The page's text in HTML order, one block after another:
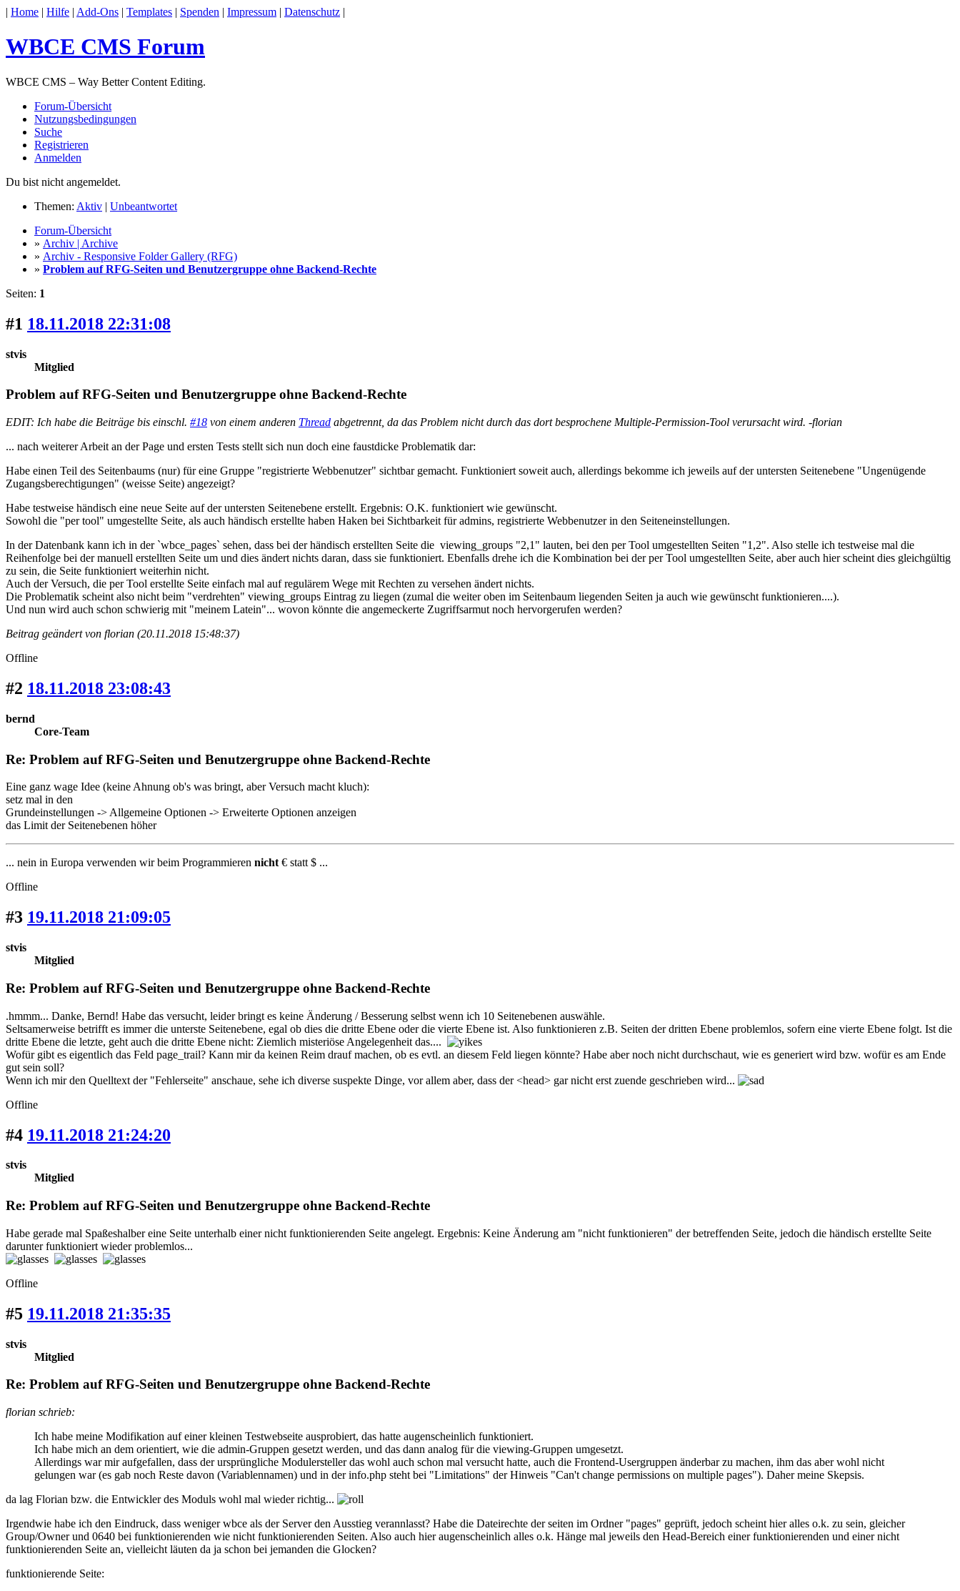
| Home | Hilfe | Add-Ons | Templates | Spenden | Impressum | Datenschutz |
WBCE CMS Forum
WBCE CMS – Way Better Content Editing.
Forum-Übersicht
Nutzungsbedingungen
Suche
Registrieren
Anmelden
Du bist nicht angemeldet.
Themen: Aktiv | Unbeantwortet
Forum-Übersicht
» Archiv | Archive
» Archiv - Responsive Folder Gallery (RFG)
» Problem auf RFG-Seiten und Benutzergruppe ohne Backend-Rechte
Seiten: 1
#1 18.11.2018 22:31:08
stvis
Mitglied
Problem auf RFG-Seiten und Benutzergruppe ohne Backend-Rechte
EDIT: Ich habe die Beiträge bis einschl. #18 von einem anderen Thread abgetrennt, da das Problem nicht durch das dort besprochene Multiple-Permission-Tool verursacht wird. -florian
... nach weiterer Arbeit an der Page und ersten Tests stellt sich nun doch eine faustdicke Problematik dar:
Habe einen Teil des Seitenbaums (nur) für eine Gruppe "registrierte Webbenutzer" sichtbar gemacht. Funktioniert soweit auch, allerdings bekomme ich jeweils auf der untersten Seitenebene "Ungenügende
Zugangsberechtigungen" (weisse Seite) angezeigt?
Habe testweise händisch eine neue Seite auf der untersten Seitenebene erstellt. Ergebnis: O.K. funktioniert wie gewünscht.
Sowohl die "per tool" umgestellte Seite, als auch händisch erstellte haben Haken bei Sichtbarkeit für admins, registrierte Webbenutzer in den Seiteneinstellungen.
In der Datenbank kann ich in der `wbce_pages` sehen, dass bei der händisch erstellten Seite die viewing_groups "2,1" lauten, bei den per Tool umgestellten Seiten "1,2". Also stelle ich testweise mal die
Reihenfolge bei der manuell erstellten Seite um und dies ändert nichts daran, dass sie funktioniert. Ebenfalls drehe ich die Kombination bei der per Tool umgestellten Seite, aber auch hier scheint dies gleichgültig
zu sein, die Seite funktioniert weiterhin nicht.
Auch der Versuch, die per Tool erstellte Seite einfach mal auf regulärem Wege mit Rechten zu versehen ändert nichts.
Die Problematik scheint also nicht beim "verdrehten" viewing_groups Eintrag zu liegen (zumal die weiter oben im Seitenbaum liegenden Seiten ja auch wie gewünscht funktionieren....).
Und nun wird auch schon schwierig mit "meinem Latein"... wovon könnte die angemeckerte Zugriffsarmut noch hervorgerufen werden?
Beitrag geändert von florian (20.11.2018 15:48:37)
Offline
#2 18.11.2018 23:08:43
bernd
Core-Team
Re: Problem auf RFG-Seiten und Benutzergruppe ohne Backend-Rechte
Eine ganz wage Idee (keine Ahnung ob's was bringt, aber Versuch macht kluch):
setz mal in den
Grundeinstellungen -> Allgemeine Optionen -> Erweiterte Optionen anzeigen
das Limit der Seitenebenen höher
... nein in Europa verwenden wir beim Programmieren nicht € statt $ ...
Offline
#3 19.11.2018 21:09:05
stvis
Mitglied
Re: Problem auf RFG-Seiten und Benutzergruppe ohne Backend-Rechte
.hmmm... Danke, Bernd! Habe das versucht, leider bringt es keine Änderung / Besserung selbst wenn ich 10 Seitenebenen auswähle.
Seltsamerweise betrifft es immer die unterste Seitenebene, egal ob dies die dritte Ebene oder die vierte Ebene ist. Also funktionieren z.B. Seiten der dritten Ebene problemlos, sofern eine vierte Ebene folgt. Ist die
dritte Ebene die letzte, geht auch die dritte Ebene nicht: Ziemlich misteriöse Angelegenheit das....
Wofür gibt es eigentlich das Feld page_trail? Kann mir da keinen Reim drauf machen, ob es evtl. an diesem Feld liegen könnte? Habe aber noch nicht durchschaut, wie es generiert wird bzw. wofür es am Ende
gut sein soll?
Wenn ich mir den Quelltext der "Fehlerseite" anschaue, sehe ich diverse suspekte Dinge, vor allem aber, dass der <head> gar nicht erst zuende geschrieben wird...
Offline
#4 19.11.2018 21:24:20
stvis
Mitglied
Re: Problem auf RFG-Seiten und Benutzergruppe ohne Backend-Rechte
Habe gerade mal Spaßeshalber eine Seite unterhalb einer nicht funktionierenden Seite angelegt. Ergebnis: Keine Änderung am "nicht funktionieren" der betreffenden Seite, jedoch die händisch erstellte Seite
darunter funktioniert wieder problemlos...
Offline
#5 19.11.2018 21:35:35
stvis
Mitglied
Re: Problem auf RFG-Seiten und Benutzergruppe ohne Backend-Rechte
florian schrieb:
Ich habe meine Modifikation auf einer kleinen Testwebseite ausprobiert, das hatte augenscheinlich funktioniert.
Ich habe mich an dem orientiert, wie die admin-Gruppen gesetzt werden, und das dann analog für die viewing-Gruppen umgesetzt.
Allerdings war mir aufgefallen, dass der ursprüngliche Modulersteller das wohl auch schon mal versucht hatte, auch die Frontend-Usergruppen änderbar zu machen, ihm das aber wohl nicht
gelungen war (es gab noch Reste davon (Variablennamen) und in der info.php steht bei "Limitations" der Hinweis "Can't change permissions on multiple pages"). Daher meine Skepsis.
da lag Florian bzw. die Entwickler des Moduls wohl mal wieder richtig...
Irgendwie habe ich den Eindruck, dass weniger wbce als der Server den Ausstieg verannlasst? Habe die Dateirechte der seiten im Ordner "pages" geprüft, jedoch scheint hier alles o.k. zu sein, gleicher
Group/Owner und 0640 bei funktionierenden wie nicht funktionierenden Seiten. Also auch hier augenscheinlich alles o.k. Hänge mal jeweils den Head-Bereich einer funktionierenden und einer nicht
funktionierenden Seite an, vielleicht läuten da ja schon bei jemanden die Glocken?
funktionierende Seite: